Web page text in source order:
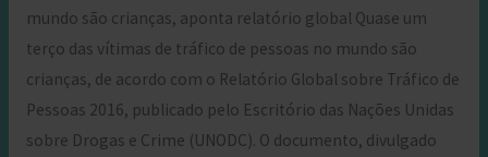
mundo são crianças, aponta relatório global Quase um
terço das vítimas de tráfico de pessoas no mundo são
crianças, de acordo com o Relatório Global sobre Tráfico de
Pessoas 2016, publicado pelo Escritório das Nações Unidas
sobre Drogas e Crime (UNODC). O documento, divulgado